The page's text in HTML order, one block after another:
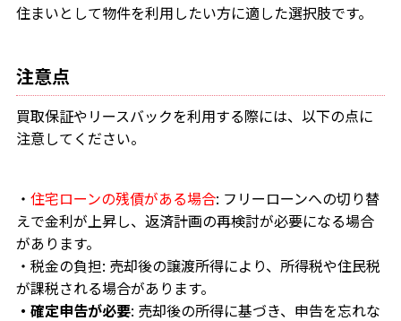
住まいとして物件を利用したい方に適した選択肢です。
注意点
買取保証やリースバックを利用する際には、以下の点に
注意してください。
・ 住宅ローンの残債がある場合: フリーローンへの切り替
えで金利が上昇し、返済計画の再検討が必要になる場合
があります。
・税金の負担: 売却後の譲渡所得により、所得税や住民税
が課税される場合があります。
・確定申告が必要: 売却後の所得に基づき、申告を忘れな